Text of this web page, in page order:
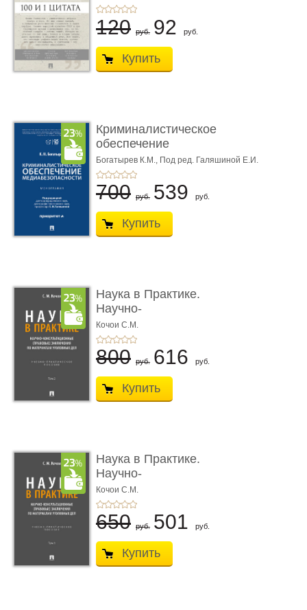
120 руб. 92 руб.
Купить
Криминалистическое
обеспечение
медиабезопас� ...
Богатырев К.М., Под ред. Галяшиной Е.И.
700 руб. 539 руб.
Купить
Наука в Практике.
Научно-
консультационные (пра
...
Кочои С.М.
800 руб. 616 руб.
Купить
Наука в Практике.
Научно-
консультационные (пра
...
Кочои С.М.
650 руб. 501 руб.
Купить